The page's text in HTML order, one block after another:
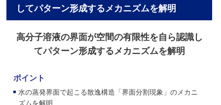
してパターン形成するメカニズムを解明
高分子溶液の界面が空間の有限性を自ら認識し
てパターン形成するメカニズムを解明
ポイント
水の蒸発界面で起こる散逸構造「界面分割現象」のメカニ
ズムを解明